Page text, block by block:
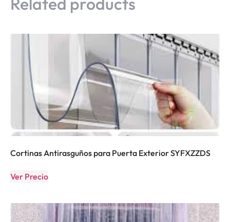
Cortinas Antirasguños para Puerta Exterior SYFXZZDS
Ver Precio